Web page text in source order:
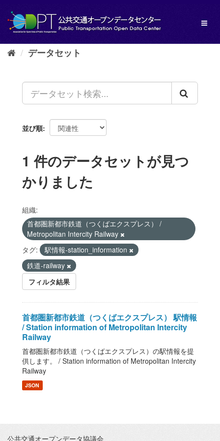
し
データセット
並び順
1 件のデータセットが見つ
かりました
組織:
首都圏新都市鉄道（つくばエクスプレス） /
Metropolitan Intercity Railway
タグ:
駅情報-station_information
鉄道-railway
フィルタ結果
首都圏新都市鉄道（つくばエクスプレス） 駅情報
/ Station information of Metropolitan Intercity
Railway
首都圏新都市鉄道（つくばエクスプレス）の駅情報を提
供します。 / Station information of Metropolitan Intercity
Railway
JSON
公共交通オープンデータ協議会